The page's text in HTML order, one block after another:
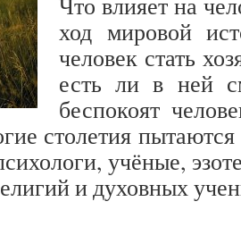
ход мировой
человек стать
есть ли в ней
беспокоят
столетия
учёные,
и духовных